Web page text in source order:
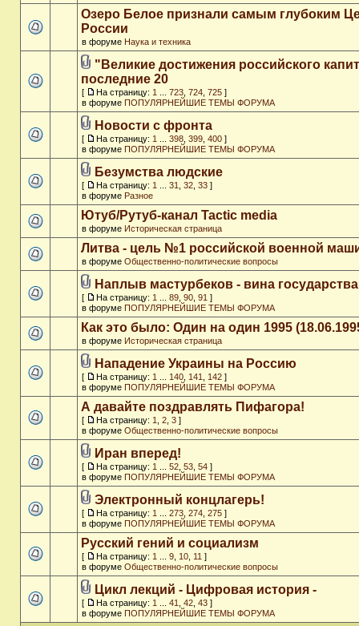
Озеро Белое признали самым глубоким
России
в форуме Наука и техника
"Великие достижения российского
последние 20
[ На страницу: 1 723 724 725 ]
в форуме ПОПУЛЯРНЕЙШИЕ ТЕМЫ ФОРУМА
Новости с фронта
[ На страницу: 1 398 399 400 ]
в форуме ПОПУЛЯРНЕЙШИЕ ТЕМЫ ФОРУМА
Безумства людские
[ На страницу: 1 31 32 33 ]
в форуме Разное
Ютуб/Рутуб-канал Tactic media
в форуме Историческая страница
Литва - цель №1 российской военной
в форуме Общественно-политические вопросы
Наплыв мастурбеков - вина государства
[ На страницу: 1 89 90 91 ]
в форуме ПОПУЛЯРНЕЙШИЕ ТЕМЫ ФОРУМА
Как это было: Один на один 1995
в форуме Историческая страница
Нападение Украины на Россию
[ На страницу: 1 140 141 142 ]
в форуме ПОПУЛЯРНЕЙШИЕ ТЕМЫ ФОРУМА
А давайте поздравлять Пифагора!
[ На страницу: 1 2 3 ]
в форуме Общественно-политические вопросы
Иран вперед!
[ На страницу: 1 52 53 54 ]
в форуме ПОПУЛЯРНЕЙШИЕ ТЕМЫ ФОРУМА
Электронный концлагерь!
[ На страницу: 1 273 274 275 ]
в форуме ПОПУЛЯРНЕЙШИЕ ТЕМЫ ФОРУМА
Русский гений и социализм
[ На страницу: 1 9 10 11 ]
в форуме Общественно-политические вопросы
Цикл лекций - Цифровая история -
[ На страницу: 1 41 42 43 ]
в форуме ПОПУЛЯРНЕЙШИЕ ТЕМЫ ФОРУМА